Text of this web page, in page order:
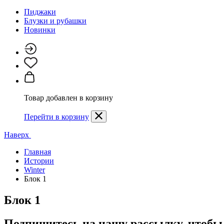
Пиджаки
Блузки и рубашки
Новинки
Товар добавлен в корзину
Перейти в корзину
Наверх
Главная
Истории
Winter
Блок 1
Блок 1